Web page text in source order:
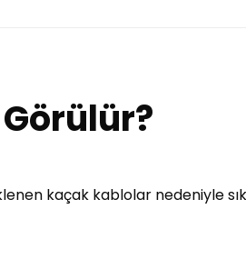
Görülür?
kaçak kablolar nedeniyle